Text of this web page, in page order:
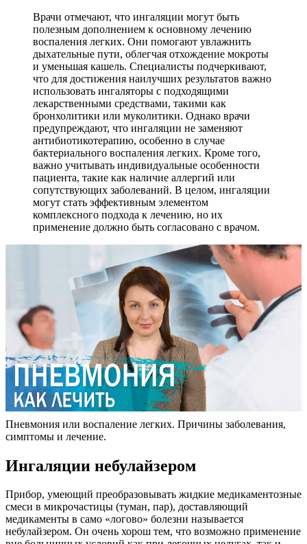
Врачи отмечают, что ингаляции могут быть
полезным дополнением к основному лечению
воспаления легких. Они помогают увлажнить
дыхательные пути, облегчая отхождение мокроты
и уменьшая кашель. Специалисты подчеркивают,
что для достижения наилучших результатов важно
использовать ингаляторы с подходящими
лекарственными средствами, такими как
бронхолитики или муколитики. Однако врачи
предупреждают, что ингаляции не заменяют
антибиотикотерапию, особенно в случае
бактериального воспаления легких. Кроме того,
важно учитывать индивидуальные особенности
пациента, такие как наличие аллергий или
сопутствующих заболеваний. В целом, ингаляции
могут стать эффективным элементом
комплексного подхода к лечению, но их
применение должно быть согласовано с врачом.
Пневмония или воспаление легких. Причины заболевания,
симптомы и лечение.
Ингаляции небулайзером
Прибор, умеющий преобразовывать жидкие медикаментозные
смеси в микрочастицы (туман, пар), доставляющий
медикаменты в само «логово» болезни называется
небулайзером. Он очень хорош тем, что возможно применение